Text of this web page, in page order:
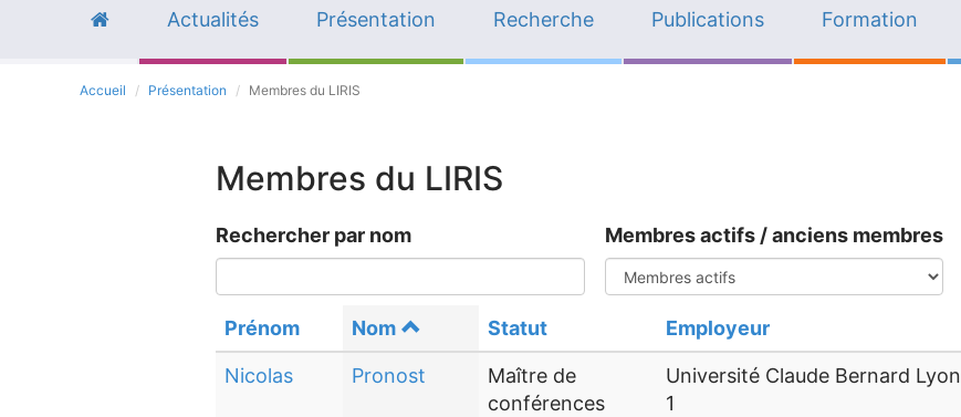
Actualités Présentation Recherche Publications Formation
Accueil Présentation Membres du LIRIS
Membres du LIRIS
Rechercher par nom Membres actifs / anciens membres
Prénom Nom Statut Employeur
Nicolas Pronost
Maître de
conférences
Université Claude Bernard Lyon
1